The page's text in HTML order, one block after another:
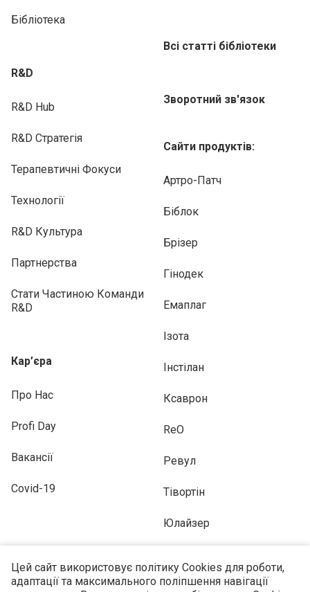
Цей сайт використовує політику Cookies для роботи,
адаптації та максимального поліпшення навігації
Бібліотека
R&D
R&D Hub
R&D Стратегія
Терапевтичні Фокуси
Технології
R&D Культура
Партнерства
Стати Частиною Команди
R&D
Кар’єра
Про Нас
Profi Day
Вакансії
Covid-19
Всі статті бібліотеки
Зворотний зв'язок
Сайти продуктів:
Артро-Патч
Біблок
Брізер
Гінодек
Емаплаг
Ізота
Інстілан
Ксаврон
ReO
Ревул
Тівортін
Юлайзер